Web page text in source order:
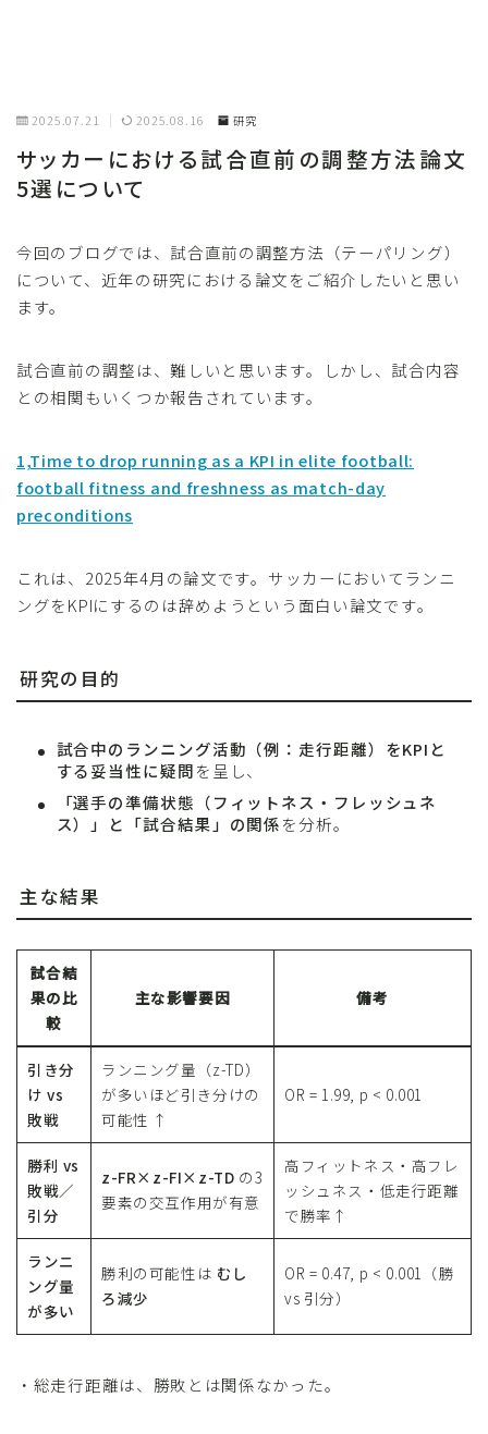
2025.07.21 2025.08.16 研究
サッカーにおける試合直前の調整方法論文
5選について
今回のブログでは、試合直前の調整方法（テーパリング）
について、近年の研究における論文をご紹介したいと思い
ます。
試合直前の調整は、難しいと思います。しかし、試合内容
との相関もいくつか報告されています。
1,Time to drop running as a KPI in elite football:
football fitness and freshness as match-day
preconditions
これは、2025年4月の論文です。サッカーにおいてランニ
ングをKPIにするのは辞めようという面白い論文です。
研究の目的
試合中のランニング活動（例：走行距離）をKPIと
する妥当性に疑問を呈し、
「選手の準備状態（フィットネス・フレッシュネ
ス）」と「試合結果」の関係を分析。
主な結果
試合結
果の比
較
主な影響要因 備考
引き分
け vs
敗戦
ランニング量（z-TD）
が多いほど引き分けの
可能性 ↑
OR = 1.99, p < 0.001
勝利 vs
敗戦／
引分
z-FR×z-FI×z-TD の3
要素の交互作用が有意
高フィットネス・高フレ
ッシュネス・低走行距離
で勝率↑
ランニ
ング量
が多い
勝利の可能性は むし
ろ減少
OR = 0.47, p < 0.001（勝
vs 引分）
・総走行距離は、勝敗とは関係なかった。